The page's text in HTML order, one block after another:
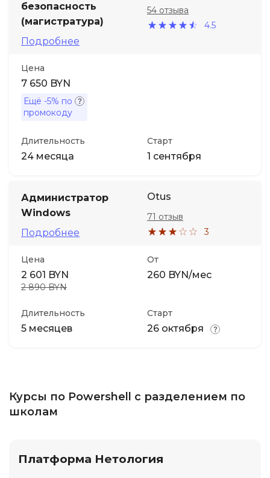
безопасность
(магистратура)
Подробнее
4.5
54 отзыва
Цена
7 650 BYN
Ещё -5% по
промокоду
Длительность
24 месяца
Старт
1 сентября
Администратор
Windows
Подробнее
Otus
3
71 отзыв
Цена
2 601 BYN
2 890 BYN
От
260 BYN/мес
Длительность
5 месяцев
Старт
26 октября
Курсы по Powershell с разделением по
школам
Платформа Нетология